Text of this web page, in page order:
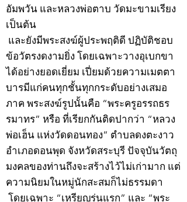
อัมพวัน และหลวงพ่อตาบ วัดมะขามเรียง
เป็นต้น
และยังมีพระสงฆ์ผู้ประพฤติดี ปฏิบัติชอบ
ข้อวัตรงดงามยิ่ง โดยเฉพาะวางอุเบกขา
ได้อย่างยอดเยี่ยม เปี่ยมด้วยความเมตตา
บารมีแก่คนทุกชั้นทุกกระดับอย่างเสมอ
ภาค พระสงฆ์รูปนั้นคือ “พระครูอรรถธร
รมาทร” หรือ ที่เรียกกันติดปากว่า “หลวง
พ่อเฮ็น แห่งวัดดอนทอง” ตำบลดงตะงาว
อำเภอดอนพุด จังหวัดสระบุรี ปัจจุบันวัตถุ
มงคลของท่านถึงจะสร้างไว้ไม่เก่ามาก แต่
ความนิยมในหมู่นักสะสมก็ไม่ธรรมดา
โดยเฉพาะ “เหรียญรุ่นแรก” และ “พระ